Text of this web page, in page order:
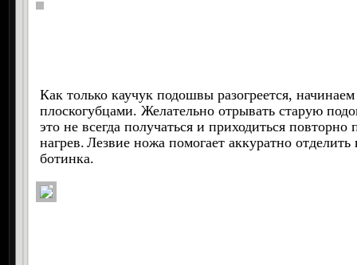
Как только каучук подошвы разогреется,
плоскогубцами. Желательно отрывать старую
это не всегда получаться и приходиться
нагрев. Лезвие ножа помогает аккуратно
ботинка.